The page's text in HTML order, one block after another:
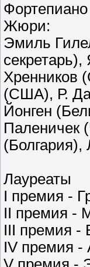
Фортепиано
Жюри:
Эмиль
Хренников
(США), Р.
Йонген
Паленичек
Лауреаты
I премия -
II премия -
III премия -
IV премия